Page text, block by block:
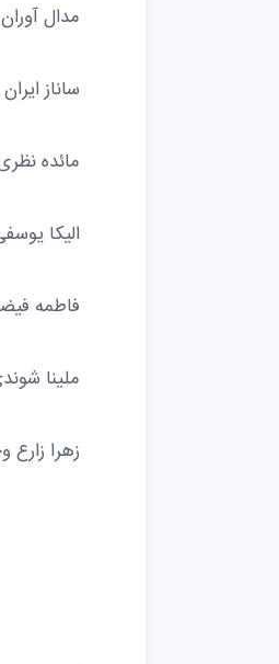
مدال
ساناز ایران منش: 3
مائده نظری: 2 طلا، 2 نقره و دو
الیکا یوسفی: یک
فاطمه فیضی: 2 نقره،
ملینا شوندی: 3 طلا، یک
زهرا زارع وحید: 3 طلا، یک